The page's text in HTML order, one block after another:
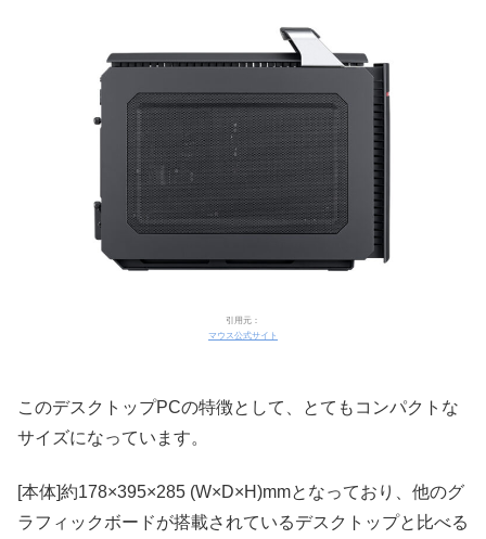
引用元：
マウス公式サイト
このデスクトップPCの特徴として、とてもコンパクトな
サイズになっています。
[本体]約178×395×285 (W×D×H)mmとなっており、他のグ
ラフィックボードが搭載されているデスクトップと比べる